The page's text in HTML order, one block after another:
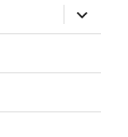
proširi
izbornik
dete